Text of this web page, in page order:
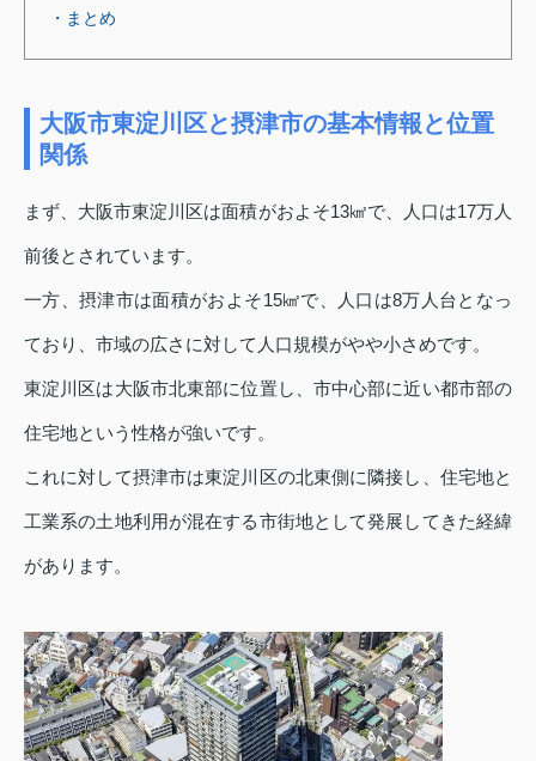
・まとめ
大阪市東淀川区と摂津市の基本情報と位置
関係
まず、大阪市東淀川区は面積がおよそ13㎢で、人口は17万人
前後とされています。
一方、摂津市は面積がおよそ15㎢で、人口は8万人台となっ
ており、市域の広さに対して人口規模がやや小さめです。
東淀川区は大阪市北東部に位置し、市中心部に近い都市部の
住宅地という性格が強いです。
これに対して摂津市は東淀川区の北東側に隣接し、住宅地と
工業系の土地利用が混在する市街地として発展してきた経緯
があります。